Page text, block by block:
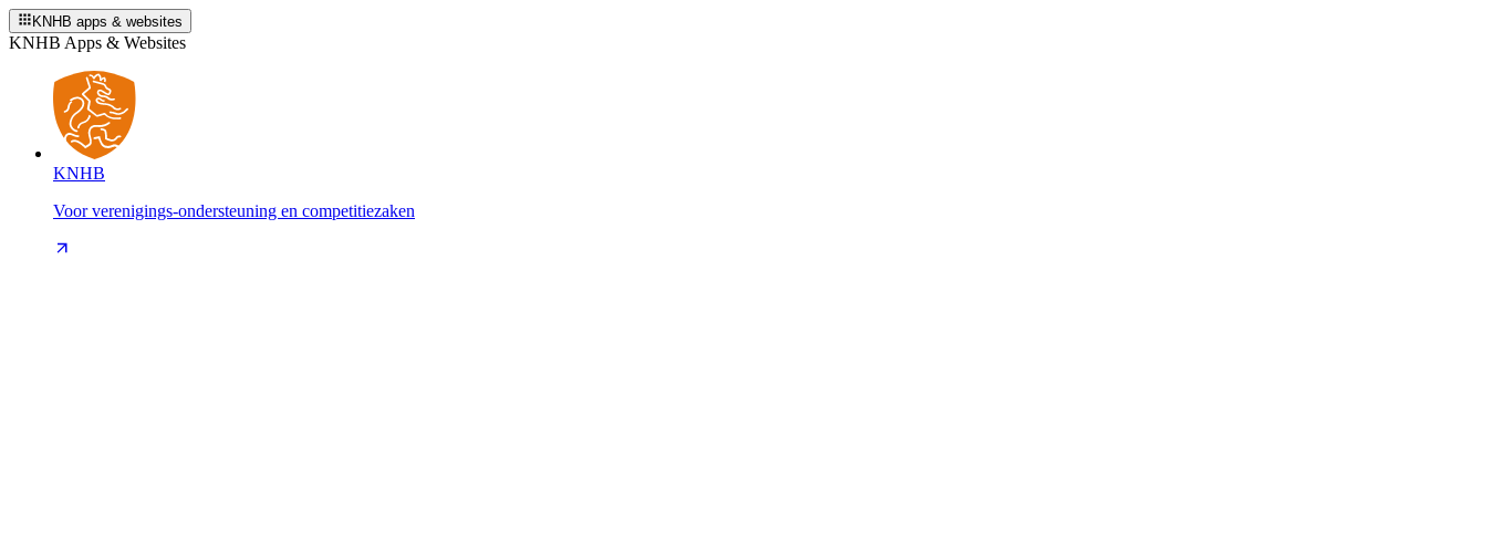
KNHB apps & websites
KNHB Apps & Websites
KNHB
Voor verenigings-ondersteuning en competitiezaken